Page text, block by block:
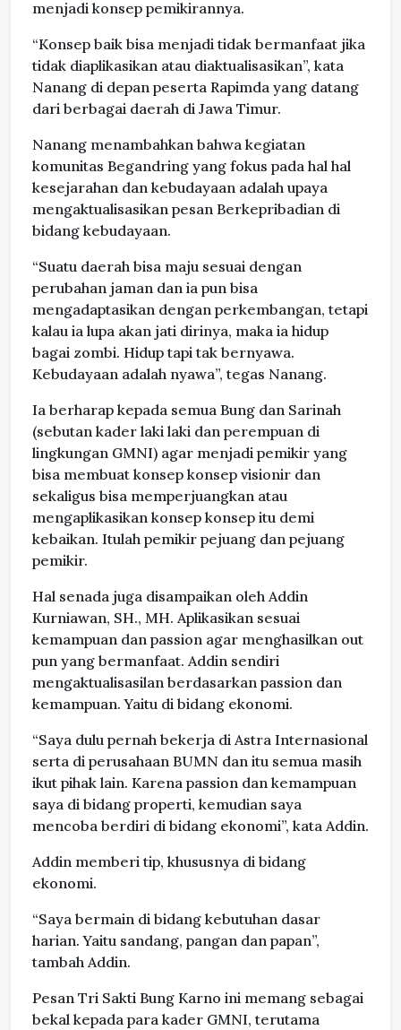
menjadi konsep pemikirannya.
“Konsep baik bisa menjadi tidak bermanfaat jika
tidak diaplikasikan atau diaktualisasikan”, kata
Nanang di depan peserta Rapimda yang datang
dari berbagai daerah di Jawa Timur.
Nanang menambahkan bahwa kegiatan
komunitas Begandring yang fokus pada hal hal
kesejarahan dan kebudayaan adalah upaya
mengaktualisasikan pesan Berkepribadian di
bidang kebudayaan.
“Suatu daerah bisa maju sesuai dengan
perubahan jaman dan ia pun bisa
mengadaptasikan dengan perkembangan, tetapi
kalau ia lupa akan jati dirinya, maka ia hidup
bagai zombi. Hidup tapi tak bernyawa.
Kebudayaan adalah nyawa”, tegas Nanang.
Ia berharap kepada semua Bung dan Sarinah
(sebutan kader laki laki dan perempuan di
lingkungan GMNI) agar menjadi pemikir yang
bisa membuat konsep konsep visionir dan
sekaligus bisa memperjuangkan atau
mengaplikasikan konsep konsep itu demi
kebaikan. Itulah pemikir pejuang dan pejuang
pemikir.
Hal senada juga disampaikan oleh Addin
Kurniawan, SH., MH. Aplikasikan sesuai
kemampuan dan passion agar menghasilkan out
pun yang bermanfaat. Addin sendiri
mengaktualisasilan berdasarkan passion dan
kemampuan. Yaitu di bidang ekonomi.
“Saya dulu pernah bekerja di Astra Internasional
serta di perusahaan BUMN dan itu semua masih
ikut pihak lain. Karena passion dan kemampuan
saya di bidang properti, kemudian saya
mencoba berdiri di bidang ekonomi”, kata Addin.
Addin memberi tip, khususnya di bidang
ekonomi.
“Saya bermain di bidang kebutuhan dasar
harian. Yaitu sandang, pangan dan papan”,
tambah Addin.
Pesan Tri Sakti Bung Karno ini memang sebagai
bekal kepada para kader GMNI, terutama